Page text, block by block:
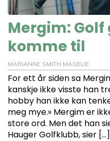
Mergim: Golf
komme til
MARIANNE SMITH MAGELIE
For ett år siden sa
kanskje ikke visste han
hobby han ikke kan
meg mye.» Mergim er
store ord. Men det han
Hauger Golfklubb, sier […]